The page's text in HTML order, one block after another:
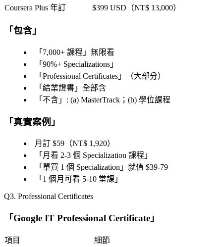
Coursera Plus 年訂
$399 USD（NT$ 13,000）
「包含 」
「 7,000+ 課程 」無限看
「 90%+ Specializations 」
「 Professional Certificates 」（大部分）
「 結業證書 」全部含
「 不含 」: (a) MasterTrack；(b) 學位課程
「真實案例 」
月訂 $59（NT$ 1,920）
「 月看 2-3 個 Specialization 課程 」
「 單買 1 個 Specialization 」就值 $39-79
「 1 個月可看 5-10 堂課 」
3. Professional Certificates
「 Google IT Professional Certificate 」
項目
細節